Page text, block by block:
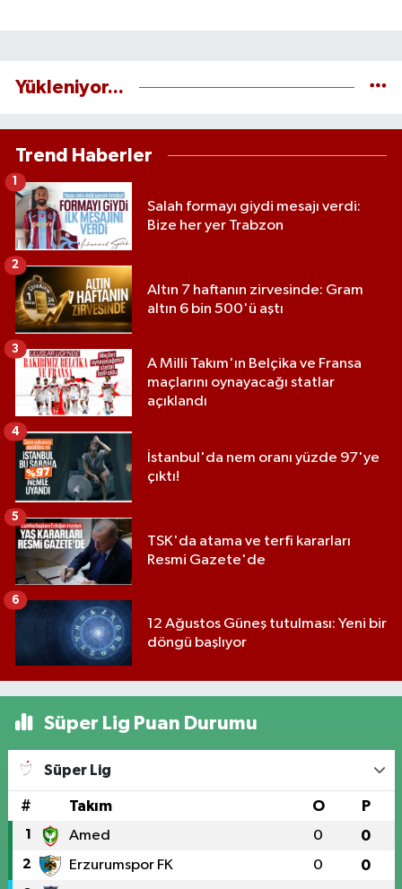
Yükleniyor...
Trend Haberler
Salah formayı giydi mesajı verdi:
Bize her yer Trabzon
1
Altın 7 haftanın zirvesinde: Gram
altın 6 bin 500'ü aştı
2
A Milli Takım'ın Belçika ve Fransa
maçlarını oynayacağı statlar
açıklandı
3
İstanbul'da nem oranı yüzde 97'ye
çıktı!
4
TSK'da atama ve terfi kararları
Resmi Gazete'de
5
12 Ağustos Güneş tutulması: Yeni bir
döngü başlıyor
6
Süper Lig Puan Durumu
Süper Lig
# Takım O P
1 Amed 0 0
2 Erzurumspor FK 0 0